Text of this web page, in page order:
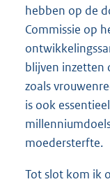
hebben op de
Commissie op
blijven inzetten
zoals
is ook
moedersterfte.
Tot slot kom ik